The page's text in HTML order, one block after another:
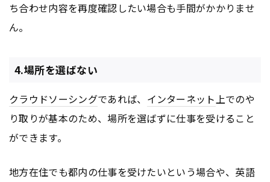
ち合わせ内容を再度確認したい場合も手間がかかりませ
ん。
4.場所を選ばない
クラウドソーシングであれば、 インターネット上でのや
り取りが基本のため、場所を選ばずに仕事を受けること
ができます。
地方在住でも都内の仕事を受けたいという場合や、英語